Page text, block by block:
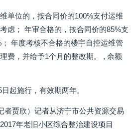
单位的，按合同价的100%支付运维
虑； 年审合格的，按合同价的85%支
年度考核不合格的楼宇自控运维管
费，并给予1个月的整改期。 , 余额
起施行，有效期两年。
者贾欣）记者从济宁市公共资源交易
年老旧小区综合整治建设项目